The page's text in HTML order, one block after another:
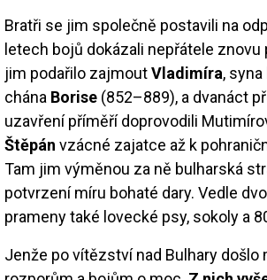
Bratři se jim společně postavili na
letech bojů dokázali nepřátele znovu
jim podařilo zajmoutVladimíra,
chána Borise (852–889), a dvanáct
uzavření příměří doprovodili
Štěpán vzácné zajatce až k
Tam jim výměnou za ně bulharská
potvrzení míru bohaté dary. Vedle
prameny také lovecké psy, sokoly a
Jenže po vítězství nad Bulhary došlo